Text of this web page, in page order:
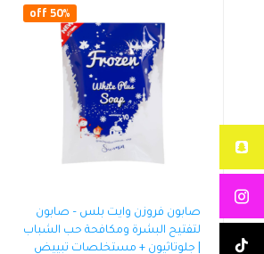
50% off
صابون فروزن وايت بلس – صابون
لتفتيح البشرة ومكافحة حب الشباب
| جلوتاثيون + مستخلصات تبييض